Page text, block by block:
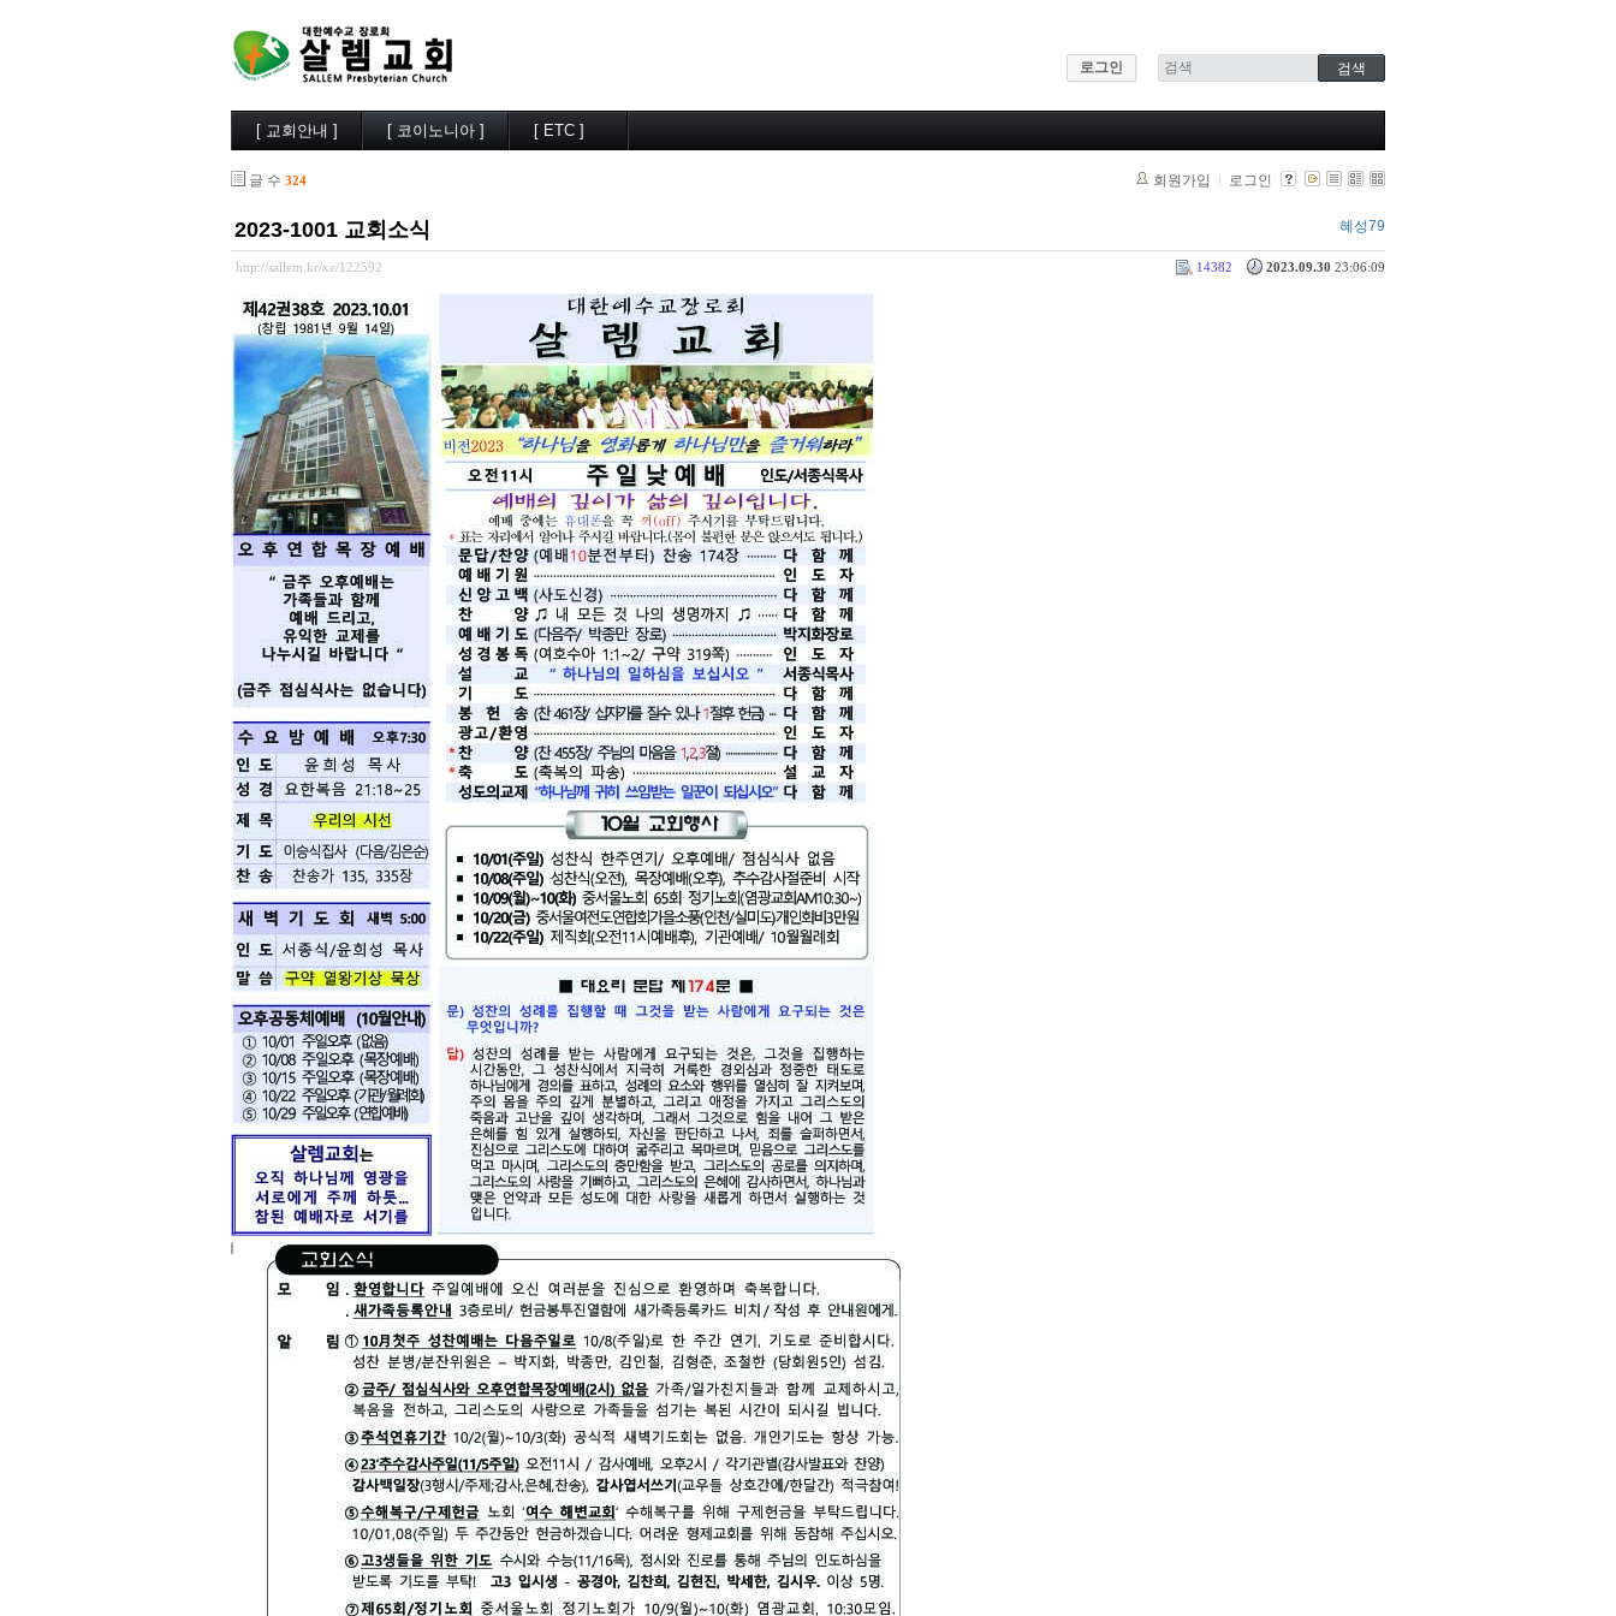
로그인
[ 교회안내 ]
예배시간
부교역자
시무장로
[ 코이노니아 ]
살렘목장
목양실
[ ETC ]
글 수 324 회원가입 로그인
2023-1001 교회소식 혜성79
http://sallem.kr/xe/122592 2023.09.30 23:06:09
14382